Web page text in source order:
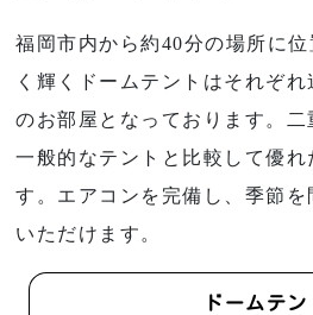
福岡市内から約40分の場所に
く輝くドームテントはそれぞ
のお部屋となっております。
一般的なテントと比較して優れ
す。エアコンを完備し、季節
いただけます。
ドームテン